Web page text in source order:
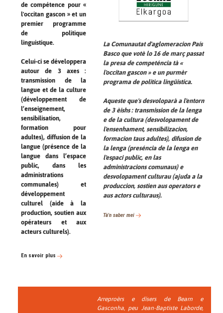
de compétence pour «
l'occitan gascon » et un
premier programme
de politique
linguistique.
Celui-ci se développera
autour de 3 axes :
transmission de la
langue et de la culture
(développement de
l’enseignement,
sensibilisation,
formation pour
adultes), diffusion de la
langue (présence de la
langue dans l’espace
public, dans les
administrations
communales) et
développement
culturel (aide à la
production, soutien aux
opérateurs et aux
acteurs culturels).
En savoir plus
La Comunautat d'aglomeracion País
Basco que votè lo 16 de març passat
la presa de competéncia tà «
l'occitan gascon » e un purmèr
programa de politica lingüistica.
Aqueste que's desvoloparà a l'entorn
de 3 èishs : transmission de la lenga
e de la cultura (desvolopament de
l'ensenhament, sensibilizacion,
formacion taus adultes), difusion de
la lenga (preséncia de la lenga en
l'espaci public, en las
administracions comunaus) e
desvolopament culturau (ajuda a la
produccion, sostien aus operators e
aus actors culturaus).
Tà'n saber mei
Arreproèrs e dísers de Bearn e
Gasconha, peu Jean-Baptiste Laborde,